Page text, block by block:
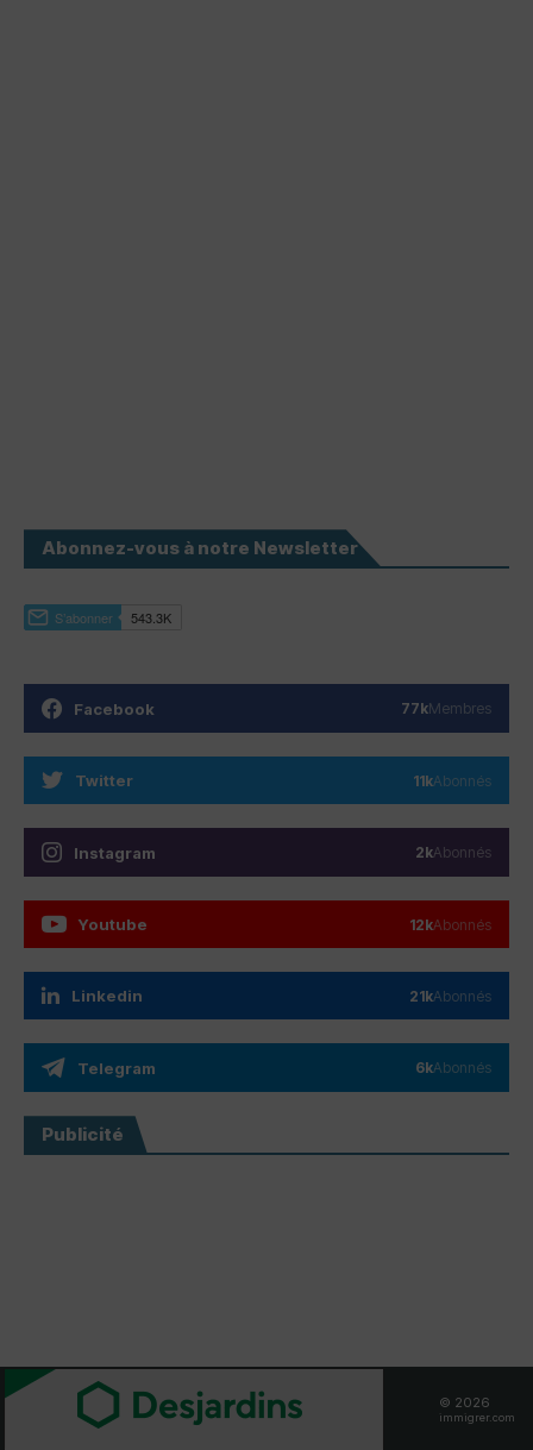
Abonnez-vous à notre Newsletter
Facebook 77kMembres
Twitter 11kAbonnés
Instagram 2kAbonnés
Youtube 12kAbonnés
Linkedin 21kAbonnés
Telegram 6kAbonnés
Publicité
© 2026
immigrer.com